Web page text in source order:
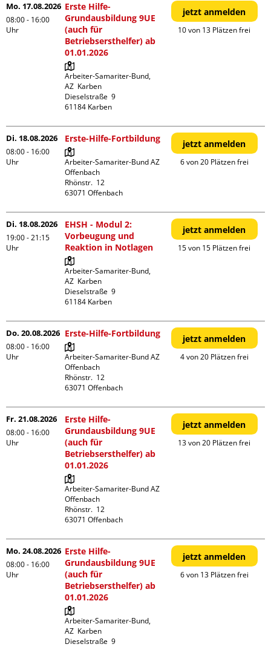
Mo. 17.08.2026
08:00 - 16:00
Uhr
Erste Hilfe-
Grundausbildung 9UE
(auch für
Betriebsersthelfer) ab
01.01.2026
Arbeiter-Samariter-Bund,
AZ  Karben
Dieselstraße  9
jetzt anmelden
10 von 13 Plätzen frei
Di. 18.08.2026
08:00 - 16:00
Uhr
Erste-Hilfe-Fortbildung
Arbeiter-Samariter-Bund AZ
Offenbach
Rhönstr.  12
jetzt anmelden
6 von 20 Plätzen frei
Di. 18.08.2026
19:00 - 21:15
Uhr
EHSH - Modul 2:
Vorbeugung und
Reaktion in Notlagen
Arbeiter-Samariter-Bund,
AZ  Karben
Dieselstraße  9
jetzt anmelden
15 von 15 Plätzen frei
Do. 20.08.2026
08:00 - 16:00
Uhr
Erste-Hilfe-Fortbildung
Arbeiter-Samariter-Bund AZ
Offenbach
Rhönstr.  12
jetzt anmelden
4 von 20 Plätzen frei
Fr. 21.08.2026
08:00 - 16:00
Uhr
Erste Hilfe-
Grundausbildung 9UE
(auch für
Betriebsersthelfer) ab
01.01.2026
Arbeiter-Samariter-Bund AZ
Offenbach
Rhönstr.  12
jetzt anmelden
13 von 20 Plätzen frei
Mo. 24.08.2026
08:00 - 16:00
Uhr
Erste Hilfe-
Grundausbildung 9UE
(auch für
Betriebsersthelfer) ab
01.01.2026
Arbeiter-Samariter-Bund,
AZ  Karben
Dieselstraße  9
jetzt anmelden
6 von 13 Plätzen frei